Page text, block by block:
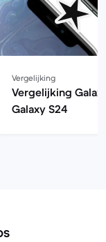
Vergelijking
Vergelijking
Galaxy S24